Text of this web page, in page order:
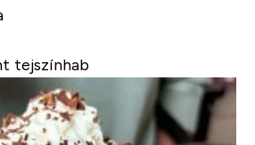
tejszínhab